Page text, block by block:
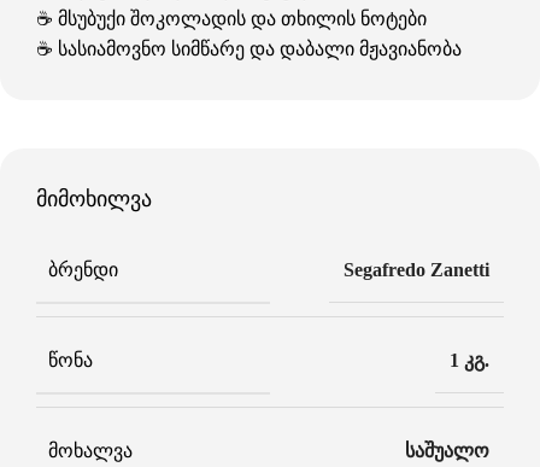
☕ მსუბუქი შოკოლადის და თხილის ნოტები
☕ სასიამოვნო სიმწარე და დაბალი მჟავიანობა
მიმოხილვა
ᲑᲠᲔᲜᲓᲘ Segafredo Zanetti
ᲬᲝᲜᲐ 1 კგ.
ᲛᲝᲮᲐᲚᲕᲐ საშუალო